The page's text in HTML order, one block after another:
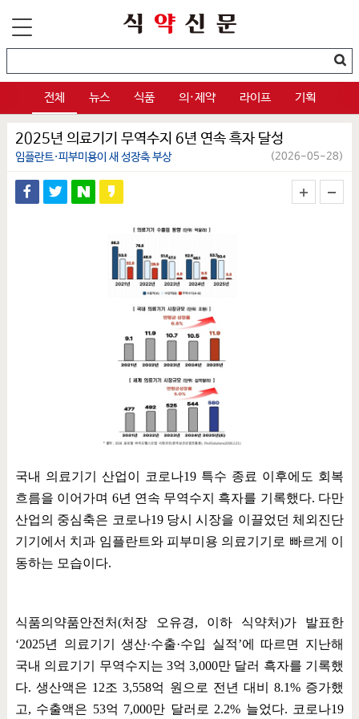
전체 뉴스 식품 의·제약 라이프 기획
2025년 의료기기 무역수지 6년 연속 흑자 달성
임플란트·피부미용이 새 성장축 부상 (2026-05-28)
국내 의료기기 산업이 코로나19 특수 종료 이후에도 회복
흐름을 이어가며 6년 연속 무역수지 흑자를 기록했다. 다만
산업의 중심축은 코로나19 당시 시장을 이끌었던 체외진단
기기에서 치과 임플란트와 피부미용 의료기기로 빠르게 이
동하는 모습이다.
식품의약품안전처(처장 오유경, 이하 식약처)가 발표한
‘2025년 의료기기 생산·수출·수입 실적’에 따르면 지난해
국내 의료기기 무역수지는 3억3,000만 달러 흑자를 기록했
다.생산액은 12조3,558억 원으로 전년 대비 8.1% 증가했
고, 수출액은 53억 7,000만 달러로 2.2% 늘었다. 코로나19